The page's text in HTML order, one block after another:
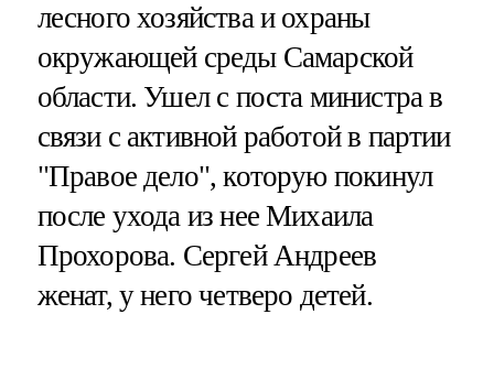
лесного хозяйства и охраны
окружающей среды Самарской
области. Ушел с поста министра в
связи с активной работой в партии
"Правое дело", которую покинул
после ухода из нее Михаила
Прохорова. Сергей Андреев
женат, у него четверо детей.